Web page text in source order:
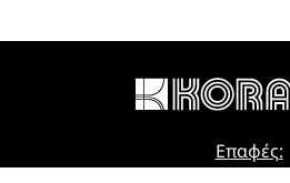
Επαφές: